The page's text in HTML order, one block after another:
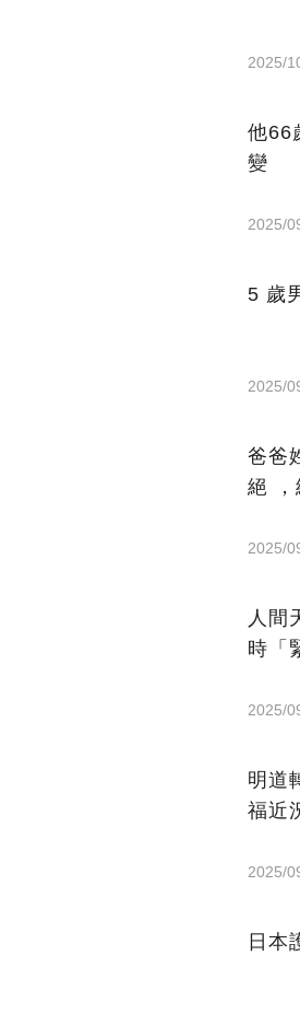
2025/
他66
變
2025/
5 歲
2025/
爸爸
絕 ，
2025/
人間
時「
2025/
明道
福近
2025/
日本